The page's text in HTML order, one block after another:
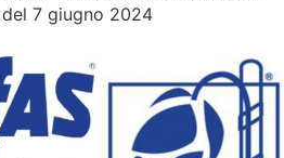
7 giugno 2024